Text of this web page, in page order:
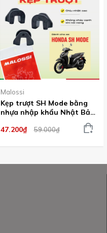
Malossi
Kẹp trượt SH Mode bằng
nhựa nhập khẩu Nhật Bản
47.200₫
59.000₫